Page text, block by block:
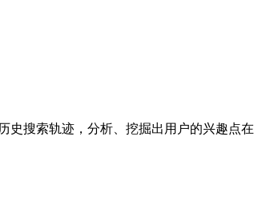
史搜索轨迹，分析、挖掘出用户的兴趣点在